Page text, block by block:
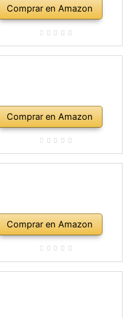
Comprar en Amazon
Comprar en Amazon
Comprar en Amazon